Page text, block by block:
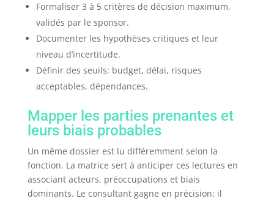
Formaliser 3 à 5 critères de décision maximum,
validés par le sponsor.
Documenter les hypothèses critiques et leur
niveau d’incertitude.
Définir des seuils: budget, délai, risques
acceptables, dépendances.
Mapper les parties prenantes et
leurs biais probables
Un même dossier est lu différemment selon la
fonction. La matrice sert à anticiper ces lectures en
associant acteurs, préoccupations et biais
dominants. Le consultant gagne en précision: il